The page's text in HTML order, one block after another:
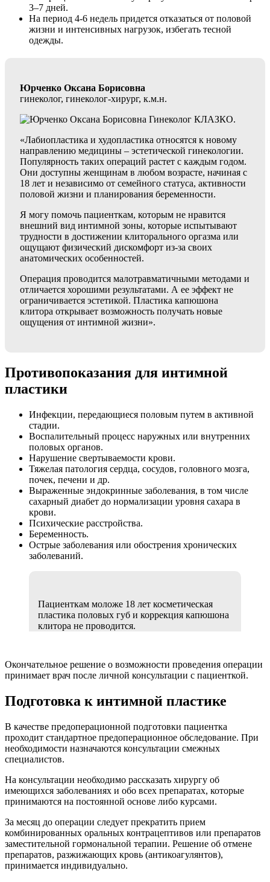
3–7 дней.
На период 4-6 недель придется отказаться от половой
жизни и интенсивных нагрузок, избегать тесной
одежды.
Юрченко Оксана Борисовна
гинеколог, гинеколог-хирург, к.м.н.
«Лабиопластика и худопластика относятся к новому
направлению медицины – эстетической гинекологии.
Популярность таких операций растет с каждым годом.
Они доступны женщинам в любом возрасте, начиная с
18 лет и независимо от семейного статуса, активности
половой жизни и планирования беременности.
Я могу помочь пациенткам, которым не нравится
внешний вид интимной зоны, которые испытывают
трудности в достижении клиторального оргазма или
ощущают физический дискомфорт из-за своих
анатомических особенностей.
Операция проводится малотравматичными методами и
отличается хорошими результатами. А ее эффект не
ограничивается эстетикой. Пластика капюшона
клитора открывает возможность получать новые
ощущения от интимной жизни».
Противопоказания для интимной
пластики
Инфекции, передающиеся половым путем в активной
стадии.
Воспалительный процесс наружных или внутренних
половых органов.
Нарушение свертываемости крови.
Тяжелая патология сердца, сосудов, головного мозга,
почек, печени и др.
Выраженные эндокринные заболевания, в том числе
сахарный диабет до нормализации уровня сахара в
крови.
Психические расстройства.
Беременность.
Острые заболевания или обострения хронических
заболеваний.
Пациенткам моложе 18 лет косметическая
пластика половых губ и коррекция капюшона
клитора не проводится.
Окончательное решение о возможности проведения операции
принимает врач после личной консультации с пациенткой.
Подготовка к интимной пластике
В качестве предоперационной подготовки пациентка
проходит стандартное предоперационное обследование. При
необходимости назначаются консультации смежных
специалистов.
На консультации необходимо рассказать хирургу об
имеющихся заболеваниях и обо всех препаратах, которые
принимаются на постоянной основе либо курсами.
За месяц до операции следует прекратить прием
комбинированных оральных контрацептивов или препаратов
заместительной гормональной терапии. Решение об отмене
препаратов, разжижающих кровь (антикоагулянтов),
принимается индивидуально.